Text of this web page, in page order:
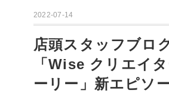
2022-07-14
店頭スタッフブロ
「Wise クリエイ
ーリー」新エピソ